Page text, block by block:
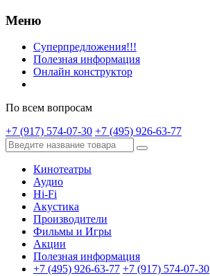
Меню
Суперпредложения!!!
Полезная информация
Онлайн конструктор
По всем вопросам
+7 (917) 574-07-30 +7 (495) 926-63-77
Кинотеатры
Аудио
Hi-Fi
Акустика
Производители
Фильмы и Игры
Акции
Полезная информация
+7 (495) 926-63-77 +7 (917) 574-07-30